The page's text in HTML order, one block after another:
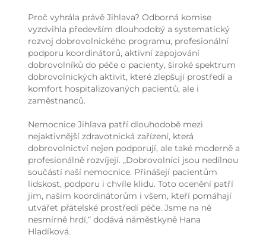
Proč vyhrála právě Jihlava? Odborná komise
vyzdvihla především dlouhodobý a systematický
rozvoj dobrovolnického programu, profesionální
podporu koordinátorů, aktivní zapojování
dobrovolníků do péče o pacienty, široké spektrum
dobrovolnických aktivit, které zlepšují prostředí a
komfort hospitalizovaných pacientů, ale i
zaměstnanců.
Nemocnice Jihlava patří dlouhodobě mezi
nejaktivnější zdravotnická zařízení, která
dobrovolnictví nejen podporují, ale také moderně a
profesionálně rozvíjejí. „Dobrovolníci jsou nedílnou
součástí naší nemocnice. Přinášejí pacientům
lidskost, podporu i chvíle klidu. Toto ocenění patří
jim, našim koordinátorům i všem, kteří pomáhají
utvářet přátelské prostředí péče. Jsme na ně
nesmírně hrdí,“ dodává náměstkyně Hana
Hladíková.